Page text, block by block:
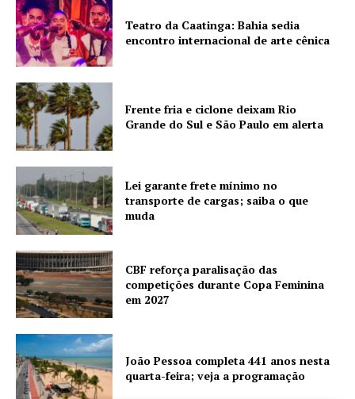
Teatro da Caatinga: Bahia sedia
encontro internacional de arte cênica
Frente fria e ciclone deixam Rio
Grande do Sul e São Paulo em alerta
Lei garante frete mínimo no
transporte de cargas; saiba o que
muda
CBF reforça paralisação das
competições durante Copa Feminina
em 2027
João Pessoa completa 441 anos nesta
quarta-feira; veja a programação